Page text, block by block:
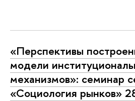
«Перспективы
модели
механизмов»: семинар
«Социология рынков»